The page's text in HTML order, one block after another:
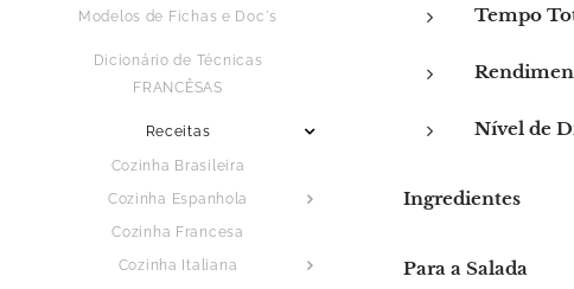
Modelos de Fichas e Doc´s
Dicionário de Técnicas
FRANCÊSAS
Receitas
Cozinha Brasileira
Cozinha Espanhola
Cozinha Francesa
Cozinha Italiana
Tempo
Nível de
Ingredientes
Para a Salada